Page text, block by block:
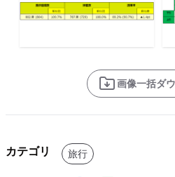
画像一括ダ
カテゴリ 旅行